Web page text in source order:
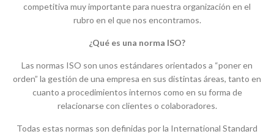
competitiva muy importante para nuestra organización en el
rubro en el que nos encontramos.
¿Qué es una norma ISO?
Las normas ISO son unos estándares orientados a “poner en
orden” la gestión de una empresa en sus distintas áreas, tanto en
cuanto a procedimientos internos como en su forma de
relacionarse con clientes o colaboradores.
Todas estas normas son definidas por la International Standard